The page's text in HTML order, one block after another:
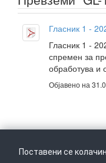
Гласник 1 -
Гласник 1 -
спремен за
обработува и
Објавено на
Поставени се